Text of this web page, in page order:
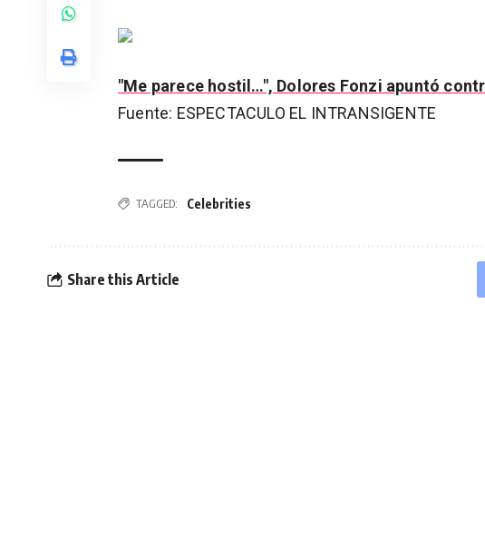
"Me parece hostil…", Dolores Fonzi apuntó
Fuente: ESPECTACULO EL INTRANSIGENTE
TAGGED: Celebrities
Share this Article